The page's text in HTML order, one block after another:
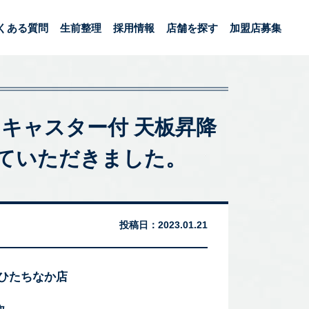
ある質問 生前整理 採用情報 店舗を探す 加盟店募集
ャスター付 天板昇降
いただきました。
投稿日： 2023.01.21
たちなか店